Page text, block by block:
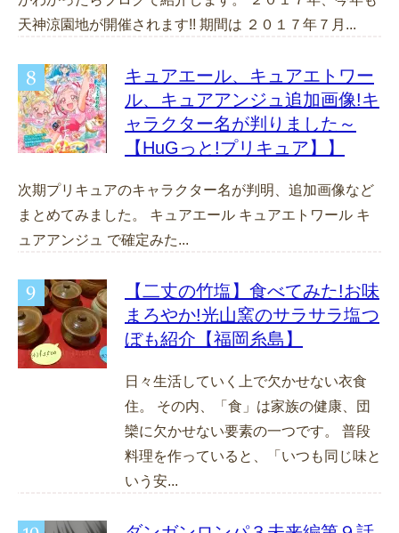
天神涼園地が開催されます!! 期間は ２０１７年７月...
キュアエール、キュアエトワー
ル、キュアアンジュ追加画像!キ
ャラクター名が判りました～
【HuGっと!プリキュア】】
次期プリキュアのキャラクター名が判明、追加画像など
まとめてみました。 キュアエール キュアエトワール キ
ュアアンジュ で確定みた...
【二丈の竹塩】食べてみた!お味
まろやか!光山窯のサラサラ塩つ
ぼも紹介【福岡糸島】
日々生活していく上で欠かせない衣食
住。 その内、「食」は家族の健康、団
欒に欠かせない要素の一つです。 普段
料理を作っていると、「いつも同じ味と
いう安...